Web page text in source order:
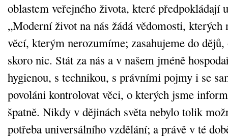
oblastem veřejného života, které předpokládají
„Moderní život na nás žádá vědomosti, kterých
věcí, kterým nerozumíme; zasahujeme do
skoro nic. Stát za nás a v našem jméně
hygienou, s technikou, s právními pojmy i se
povoláni kontrolovat věci, o kterých jsme
špatně. Nikdy v dějinách světa nebylo tolik
potřeba universálního vzdělání; a právě v té